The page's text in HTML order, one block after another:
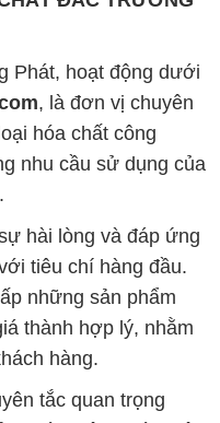
nhu cầu sử dụng của
hài lòng và đáp ứng
tiêu chí hàng đầu.
những sản phẩm
thành hợp lý, nhằm
hàng.
tắc quan trọng
chúng tôi. Chúng tôi
mà chúng tôi cung
chất lượng cao, làm
tôi cố gắng duy trì